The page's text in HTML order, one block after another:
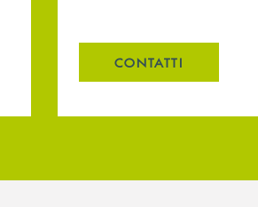
CONTATTI